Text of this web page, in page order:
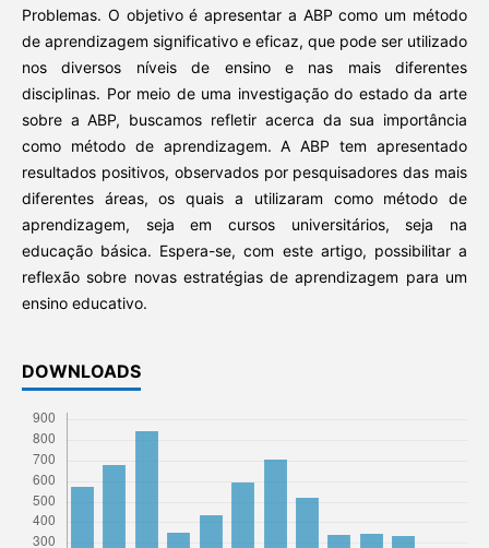
Problemas. O objetivo é apresentar a ABP como um método
de aprendizagem significativo e eficaz, que pode ser utilizado
nos diversos níveis de ensino e nas mais diferentes
disciplinas. Por meio de uma investigação do estado da arte
sobre a ABP, buscamos refletir acerca da sua importância
como método de aprendizagem. A ABP tem apresentado
resultados positivos, observados por pesquisadores das mais
diferentes áreas, os quais a utilizaram como método de
aprendizagem, seja em cursos universitários, seja na
educação básica. Espera-se, com este artigo, possibilitar a
reflexão sobre novas estratégias de aprendizagem para um
ensino educativo.
DOWNLOADS